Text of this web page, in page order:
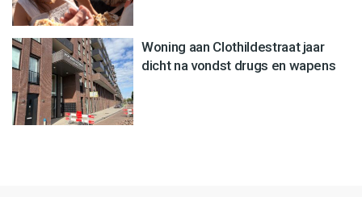
Woning aan Clothildestraat jaar
dicht na vondst drugs en wapens